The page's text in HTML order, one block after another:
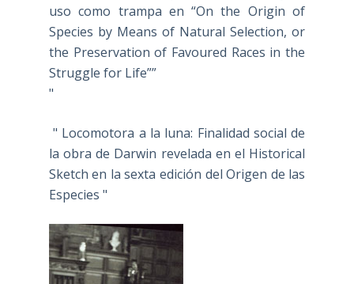
uso como trampa en “On the Origin of
Species by Means of Natural Selection, or
the Preservation of Favoured Races in the
Struggle for Life””
"
" Locomotora a la luna: Finalidad social de
la obra de Darwin revelada en el Historical
Sketch en la sexta edición del Origen de las
Especies "